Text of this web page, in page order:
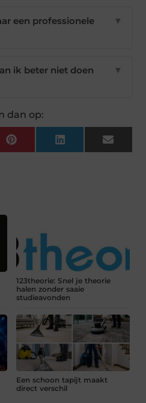
een professionele
▼
ik beter niet doen
▼
dan op:
Pinterest LinkedIn Email
123theorie: Snel je theorie
halen zonder saaie
studieavonden
Een schoon tapijt maakt
direct verschil